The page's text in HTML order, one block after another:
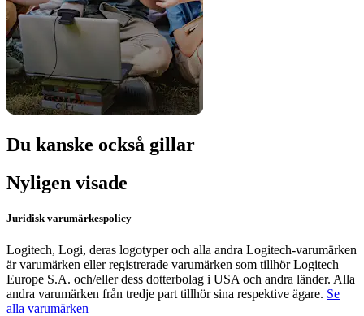
Du kanske också gillar
Nyligen visade
Juridisk varumärkespolicy
Logitech, Logi, deras logotyper och alla andra Logitech-varumärken
är varumärken eller registrerade varumärken som tillhör Logitech
Europe S.A. och/eller dess dotterbolag i USA och andra länder. Alla
andra varumärken från tredje part tillhör sina respektive ägare. Se
alla varumärken